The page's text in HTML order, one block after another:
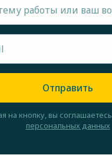
Отправить
на кнопку, вы соглашаетесь
персональных данных